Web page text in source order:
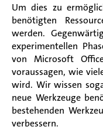
Um dies zu
benötigten
werden.
experimentellen
von Microsoft
voraussagen, wie
wird. Wir wissen
neue Werkzeuge
bestehenden
verbessern.